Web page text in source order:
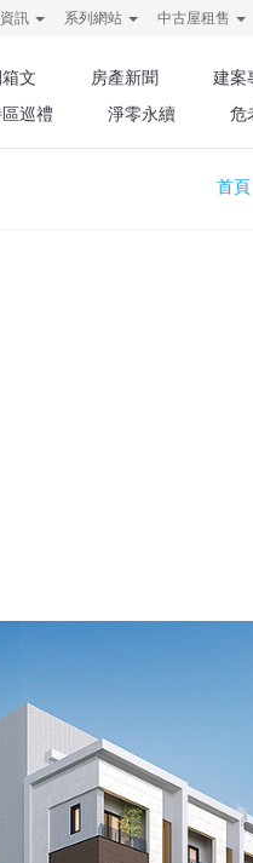
訊 系列網站 中古屋租售
文 房產新聞 建案
巡禮
淨零永續 危
首頁